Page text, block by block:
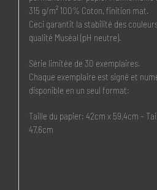
315 g/m² 100% Coton, finition mat.
Ceci garantit la stabilité des
qualité Muséal (pH neutre).
Série limitée de 30 exemplaires.
Chaque exemplaire est signé et
disponible en un seul format:
Taille du papier: 42cm x 59,4cm –
47,6cm